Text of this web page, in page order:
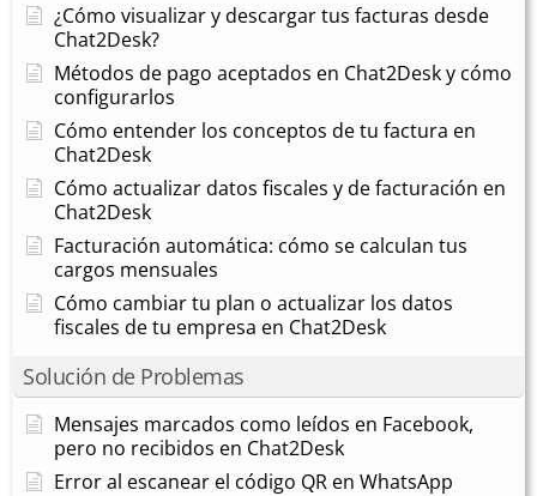
¿Cómo visualizar y descargar tus facturas desde
Chat2Desk?
Métodos de pago aceptados en Chat2Desk y cómo
configurarlos
Cómo entender los conceptos de tu factura en
Chat2Desk
Cómo actualizar datos fiscales y de facturación en
Chat2Desk
Facturación automática: cómo se calculan tus
cargos mensuales
Cómo cambiar tu plan o actualizar los datos
fiscales de tu empresa en Chat2Desk
Solución de Problemas
Mensajes marcados como leídos en Facebook,
pero no recibidos en Chat2Desk
Error al escanear el código QR en WhatsApp